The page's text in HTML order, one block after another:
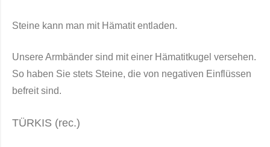
Steine kann man mit Hämatit entladen.
Unsere Armbänder sind mit einer Hämatitkugel versehen.
So haben Sie stets Steine, die von negativen Einflüssen
befreit sind.
TÜRKIS (rec.)